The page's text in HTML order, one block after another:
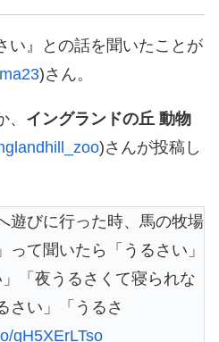
い』との話を聞いたことが
)さん。
イングランドの丘 動物
)さんが投稿し
遊びに行った時、馬の牧場
て聞いたら「うるさい」
」「夜うるさくて寝られな
さい」「うるさ
gH5XErLTso